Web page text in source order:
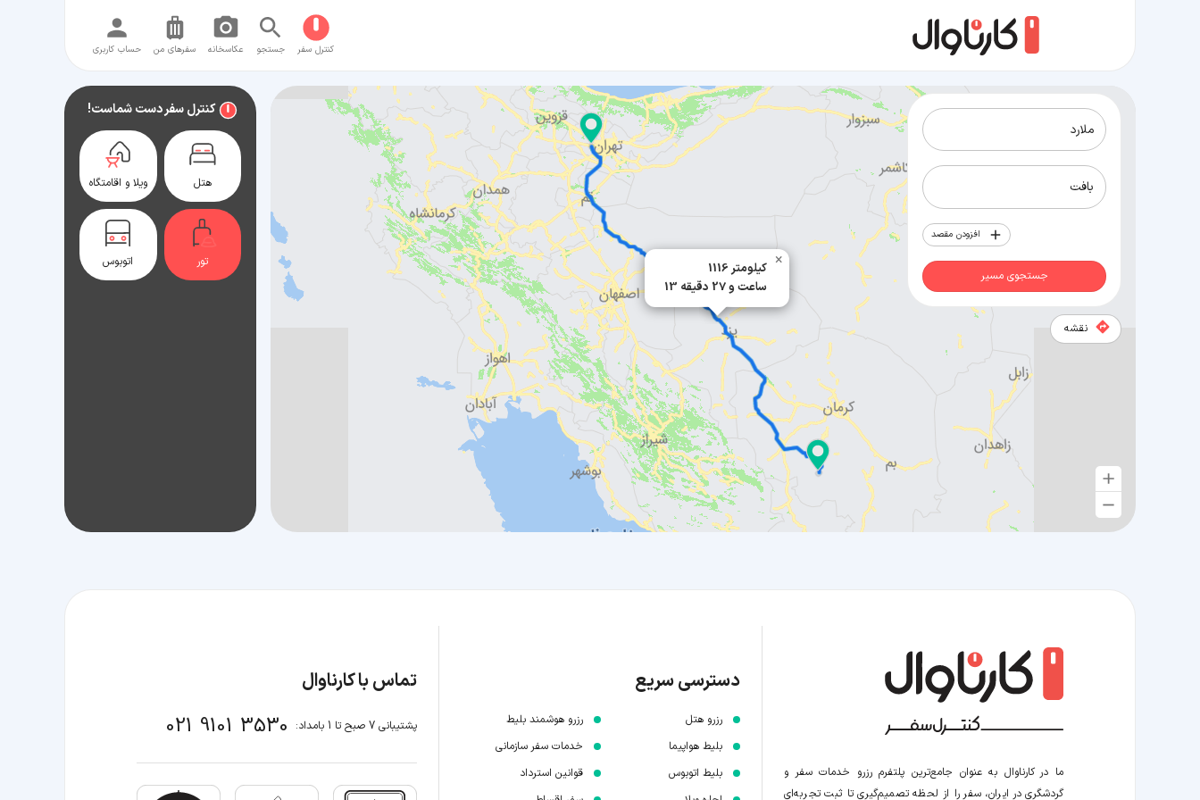
کنترل سفر جستجو عکاسخانه سفر‌های من حساب کاربری
1116 کیلومتر
13 ساعت و 27 دقیقه
×
افزودن مقصد
جستجوی مسیر
نقشه
کنترل سفر دست شماست!
هتل ویلا و اقامتگاه
تور اتوبوس
ما در کارناوال به عنوان جامع‌ترین پلتفرم رزرو خدمات سفر و
گردشگری در ایران، سفر را از لحظه‌ تصمیم‌گیری تا ثبت تجربه‌ای
دسترسی سریع
رزرو هتل
بلیط هواپیما
بلیط اتوبوس
رزرو هوشمند بلیط
خدمات سفر سازمانی
قوانین استرداد
تماس با کارناوال
پشتیبانی 7 صبح تا 1 بامداد: 021 9101 3530